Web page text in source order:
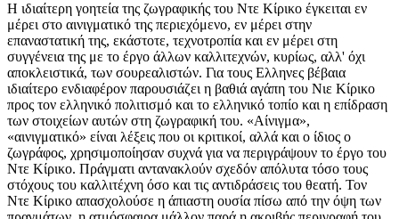
Η ιδιαίτερη γοητεία της ζωγραφικής του Ντε Κίρικο έγκειται εν
μέρει στο αινιγματικό της περιεχόμενο, εν μέρει στην
επαναστατική της, εκάστοτε, τεχνοτροπία και εν μέρει στη
συγγένεια της με το έργο άλλων καλλιτεχνών, κυρίως, αλλ' όχι
αποκλειστικά, των σουρεαλιστών. Για τους Ελληνες βέβαια
ιδιαίτερο ενδιαφέρον παρουσιάζει η βαθιά αγάπη του Νιε Κίρικο
προς τον ελληνικό πολιτισμό και το ελληνικό τοπίο και η επίδραση
των στοιχείων αυτών στη ζωγραφική του. «Αίνιγμα»,
«αινιγματικό» είναι λέξεις που οι κριτικοί, αλλά και ο ίδιος ο
ζωγράφος, χρησιμοποίησαν συχνά για να περιγράψουν το έργο του
Ντε Κίρικο. Πράγματι αντανακλούν σχεδόν απόλυτα τόσο τους
στόχους του καλλιτέχνη όσο και τις αντιδράσεις του θεατή. Τον
Ντε Κίρικο απασχολούσε η άπιαστη ουσία πίσω από την όψη των